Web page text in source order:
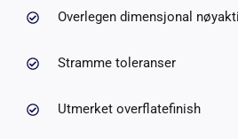
Overlegen dimensjonal
Stramme toleranser
Utmerket overflatefinish